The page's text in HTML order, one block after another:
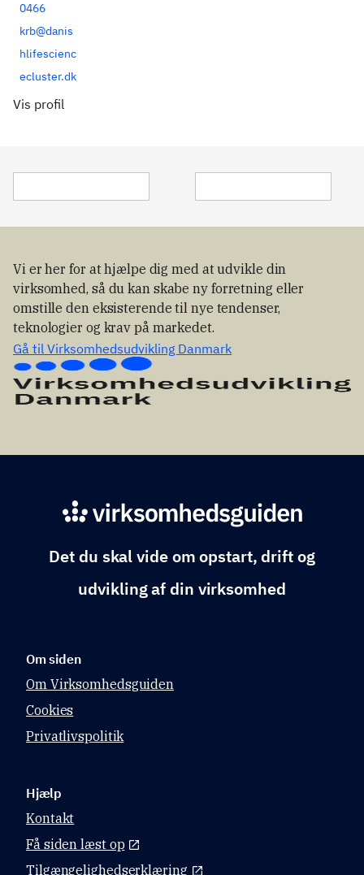
0466
krb@danis
hlifescienc
ecluster.dk
Vis profil
Vi er her for at hjælpe dig med at udvikle din
virksomhed, så du kan skabe ny forretning eller
omstille den eksisterende til nye tendenser,
teknologier og krav på markedet.
Gå til Virksomhedsudvikling Danmark
Det du skal vide om opstart, drift og
udvikling af din virksomhed
Om siden
Om Virksomhedsguiden
Cookies
Privatlivspolitik
Hjælp
Kontakt
Få siden læst op
Tilgængelighedserklæring